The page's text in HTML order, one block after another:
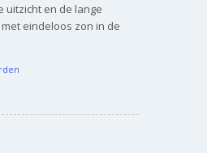
uitzicht en de lange
eindeloos zon in de